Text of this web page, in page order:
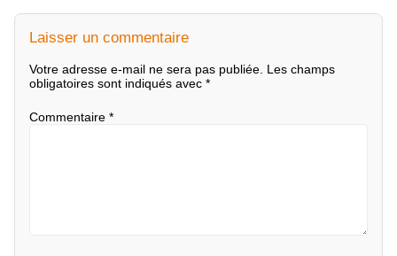
Laisser un commentaire
Votre adresse e-mail ne sera pas publiée. Les champs
obligatoires sont indiqués avec *
Commentaire *